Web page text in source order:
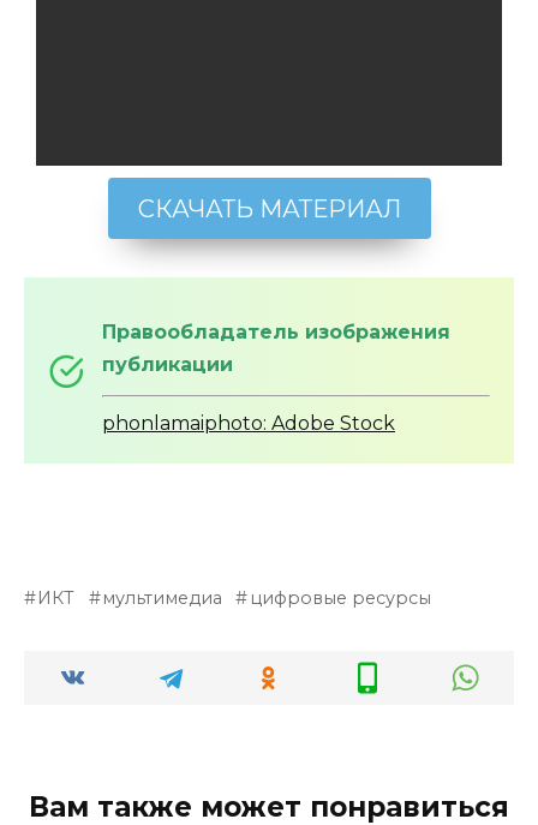
СКАЧАТЬ МАТЕРИАЛ
Правообладатель изображения
публикации
phonlamaiphoto: Adobe Stock
ИКТ мультимедиа цифровые ресурсы
Вам также может понравиться